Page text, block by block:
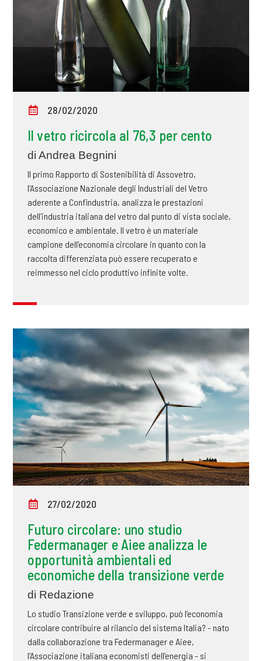
28/02/2020
Il vetro ricircola al 76,3 per cento
di Andrea Begnini
Il primo Rapporto di Sostenibilità di Assovetro,
l’Associazione Nazionale degli Industriali del Vetro
aderente a Confindustria, analizza le prestazioni
dell’industria italiana del vetro dal punto di vista sociale,
economico e ambientale. Il vetro è un materiale
campione dell’economia circolare in quanto con la
raccolta differenziata può essere recuperato e
reimmesso nel ciclo produttivo infinite volte.
27/02/2020
Futuro circolare: uno studio
Federmanager e Aiee analizza le
opportunità ambientali ed
economiche della transizione verde
di Redazione
Lo studio Transizione verde e sviluppo, può l’economia
circolare contribuire al rilancio del sistema Italia? - nato
dalla collaborazione tra Federmanager e Aiee,
l’Associazione italiana economisti dell’energia - si